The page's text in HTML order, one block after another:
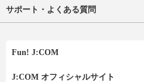
サポート・よくある質問
Fun! J:COM
J:COM オフィシャルサイト